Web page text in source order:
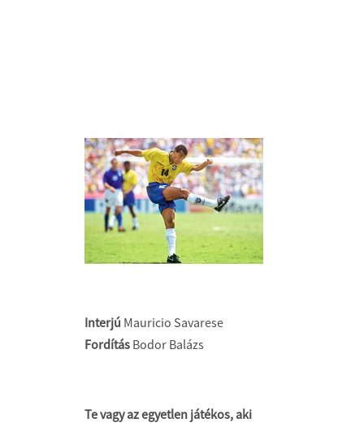
Interjú Mauricio Savarese
Fordítás Bodor Balázs
Te vagy az egyetlen játékos, aki